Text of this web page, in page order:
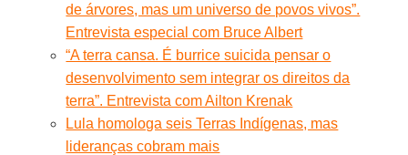
de árvores, mas um universo de povos vivos”.
Entrevista especial com Bruce Albert
“A terra cansa. É burrice suicida pensar o
desenvolvimento sem integrar os direitos da
terra”. Entrevista com Ailton Krenak
Lula homologa seis Terras Indígenas, mas
lideranças cobram mais